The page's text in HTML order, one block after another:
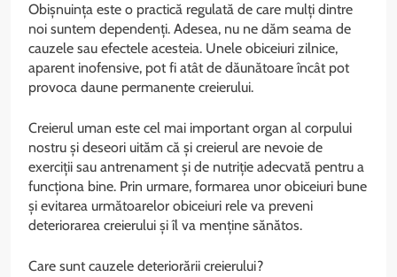
Obișnuința este o practică regulată de care mulți dintre
noi suntem dependenți. Adesea, nu ne dăm seama de
cauzele sau efectele acesteia. Unele obiceiuri zilnice,
aparent inofensive, pot fi atât de dăunătoare încât pot
provoca daune permanente creierului.
Creierul uman este cel mai important organ al corpului
nostru și deseori uităm că și creierul are nevoie de
exerciții sau antrenament și de nutriție adecvată pentru a
funcționa bine. Prin urmare, formarea unor obiceiuri bune
și evitarea următoarelor obiceiuri rele va preveni
deteriorarea creierului și îl va menține sănătos.
Care sunt cauzele deteriorării creierului?